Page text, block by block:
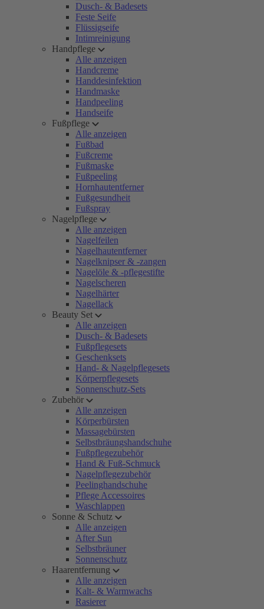
Dusch- & Badesets
Feste Seife
Flüssigseife
Intimreinigung
Handpflege
Alle anzeigen
Handcreme
Handdesinfektion
Handmaske
Handpeeling
Handseife
Fußpflege
Alle anzeigen
Fußbad
Fußcreme
Fußmaske
Fußpeeling
Hornhautentferner
Fußgesundheit
Fußspray
Nagelpflege
Alle anzeigen
Nagelfeilen
Nagelhautentferner
Nagelknipser & -zangen
Nagelöle & -pflegestifte
Nagelscheren
Nagelhärter
Nagellack
Beauty Set
Alle anzeigen
Dusch- & Badesets
Fußpflegesets
Geschenksets
Hand- & Nagelpflegesets
Körperpflegesets
Sonnenschutz-Sets
Zubehör
Alle anzeigen
Körperbürsten
Massagebürsten
Selbstbräungshandschuhe
Fußpflegezubehör
Hand & Fuß-Schmuck
Nagelpflegezubehör
Peelinghandschuhe
Pflege Accessoires
Waschlappen
Sonne & Schutz
Alle anzeigen
After Sun
Selbstbräuner
Sonnenschutz
Haarentfernung
Alle anzeigen
Kalt- & Warmwachs
Rasierer